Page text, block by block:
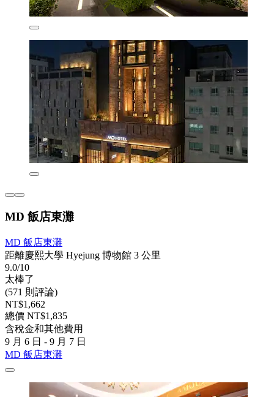
MD 飯店東灘
MD 飯店東灘
距離慶熙大學 Hyejung 博物館 3 公里
9.0/10
太棒了
(571 則評論)
NT$1,662
總價 NT$1,835
含稅金和其他費用
9 月 6 日 - 9 月 7 日
MD 飯店東灘